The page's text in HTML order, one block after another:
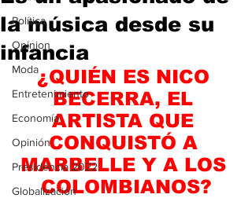
Política
Opinion
Moda
Entretenimiento
Economía
Opinión
Presidencia 2022
Globalización
la música desde su
infancia
¿QUIÉN ES NICO
BECERRA, EL
ARTISTA QUE
CONQUISTÓ A
MARBELLE Y A LOS
COLOMBIANOS?